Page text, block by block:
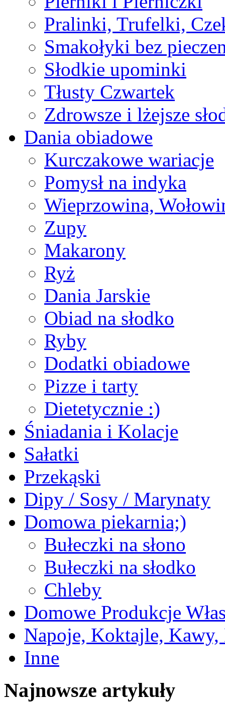
Pralinki, Trufelki,
Smakołyki bez
Słodkie upominki
Tłusty Czwartek
Zdrowsze i lżejsze
Dania obiadowe
Kurczakowe wariacje
Pomysł na indyka
Wieprzowina,
Zupy
Makarony
Ryż
Dania Jarskie
Obiad na słodko
Ryby
Dodatki obiadowe
Pizze i tarty
Dietetycznie :)
Śniadania i Kolacje
Sałatki
Przekąski
Dipy / Sosy / Marynaty
Domowa piekarnia;)
Bułeczki na słono
Bułeczki na słodko
Chleby
Domowe Produkcje
Napoje, Koktajle, Kawy,
Inne
Najnowsze artykuły